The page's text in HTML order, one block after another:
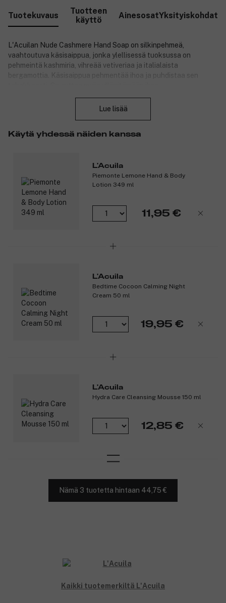
Tuotekuvaus
Tuotteen
käyttö
AinesosatYksityiskohdat
L'Acuilan Nude Cashmere Hand Soap on silkinpehmeä,
vaahtoutuva käsisaippua, jonka ylellisessä tuoksussa on
pehmeintä kashmiria, vihreää vetiveriaa ja italialaista
bergamottia. Käsisaippua pehmentää ihoa ja puhdistaa sen
puhtailta ja pehmeiltä. Käsisaippua antaa käsille taianomaisen
Tuotenumero:3315574
Lue lisää
Käytä yhdessä näiden kanssa
L'Acuila
Piemonte Lemone Hand & Body
Lotion 349 ml
11,95 €
L'Acuila
Bedtime Cocoon Calming Night
Cream 50 ml
19,95 €
L'Acuila
Hydra Care Cleansing Mousse 150 ml
12,85 €
Nämä 3 tuotetta hintaan 44,75 €
Kaikki tuotemerkiltä L'Acuila